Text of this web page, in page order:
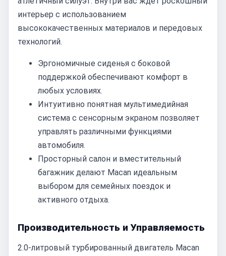
интерьер с использованием
высококачественных материалов и передовых
технологий.
Эргономичные сиденья с боковой
поддержкой обеспечивают комфорт в
любых условиях.
Интуитивно понятная мультимедийная
система с сенсорным экраном позволяет
управлять различными функциями
автомобиля.
Просторный салон и вместительный
багажник делают Macan идеальным
выбором для семейных поездок и
активного отдыха.
Производительность и Управляемость
2.0-литровый турбированный двигатель Macan